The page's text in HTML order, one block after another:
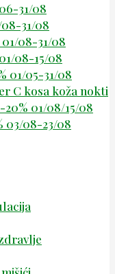
31/08
31/08
08-31/08
08-15/08
01/05-31/08
C kosa koža nokti
01/08/15/08
03/08-23/08